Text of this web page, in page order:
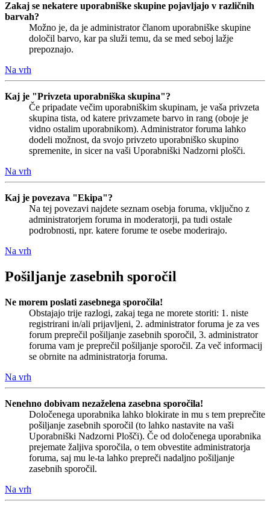
Zakaj se nekatere uporabniške skupine pojavljajo v različnih
barvah?
Možno je, da je administrator članom uporabniške skupine
določil barvo, kar pa služi temu, da se med seboj lažje
prepoznajo.
Na vrh
Kaj je "Privzeta uporabniška skupina"?
Če pripadate večim uporabniškim skupinam, je vaša privzeta
skupina tista, od katere privzamete barvo in rang (oboje je
vidno ostalim uporabnikom). Administrator foruma lahko
dodeli možnost, da svojo privzeto uporabniško skupino
spremenite, in sicer na vaši Uporabniški Nadzorni plošči.
Na vrh
Kaj je povezava "Ekipa"?
Na tej povezavi najdete seznam osebja foruma, vključno z
administratorjem foruma in moderatorji, pa tudi ostale
podrobnosti, npr. katere forume te osebe moderirajo.
Na vrh
Pošiljanje zasebnih sporočil
Ne morem poslati zasebnega sporočila!
Obstajajo trije razlogi, zakaj tega ne morete storiti: 1. niste
registrirani in/ali prijavljeni, 2. administrator foruma je za ves
forum preprečil pošiljanje zasebnih sporočil, 3. administrator
foruma vam je preprečil pošiljanje sporočil. Za več informacij
se obrnite na administratorja foruma.
Na vrh
Nenehno dobivam nezaželena zasebna sporočila!
Določenega uporabnika lahko blokirate in mu s tem preprečite
pošiljanje zasebnih sporočil (to lahko nastavite na vaši
Uporabniški Nadzorni Plošči). Če od določenega uporabnika
prejemate žaljiva sporočila, o tem obvestite administratorja
foruma, saj mu le-ta lahko prepreči nadaljno pošiljanje
zasebnih sporočil.
Na vrh